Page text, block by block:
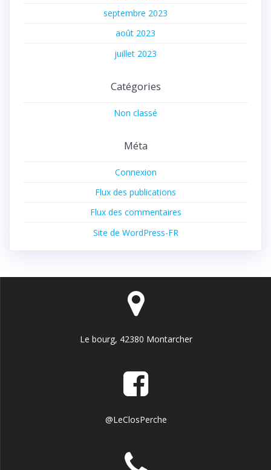
septembre 2023
août 2023
juillet 2023
Catégories
Non classé
Méta
Connexion
Flux des publications
Flux des commentaires
Site de WordPress-FR
Le bourg, 42380 Montarcher
@LeClosPerche